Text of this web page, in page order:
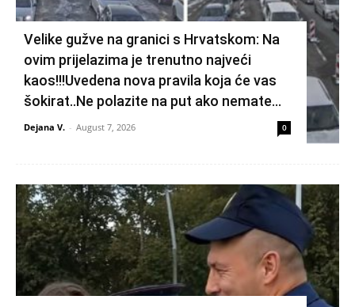
Velike gužve na granici s Hrvatskom: Na
ovim prijelazima je trenutno najveći
kaos!!!Uvedena nova pravila koja će vas
šokirat..Ne polazite na put ako nemate...
Dejana V. - August 7, 2026 0